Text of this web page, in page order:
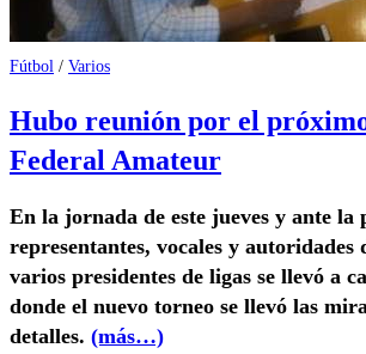
Fútbol / Varios
Hubo reunión por el
Federal Amateur
En la jornada de este jueves y ante la
representantes, vocales y autoridades
varios presidentes de ligas se llevó a
donde el nuevo torneo se llevó las
detalles. (más…)